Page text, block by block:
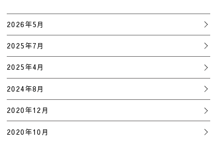
2026年5月
2025年7月
2025年4月
2024年8月
2020年12月
2020年10月